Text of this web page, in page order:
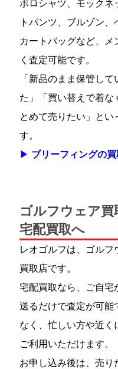
ポロシャツ、モックネ
トパンツ、ブルゾン、
カートバッグなど、
く査定可能です。
「新品のまま保管し
た」「買い替えで着な
とめて売りたい」とい
す。
▶ ブリーフィングの
ゴルフウェア
宅配買取へ
レオゴルフは、ゴルフ
買取店です。
宅配買取なら、ご自宅
送るだけで査定が可能
なく、忙しい方や近く
ご利用いただけます。
お申し込み後は、売り